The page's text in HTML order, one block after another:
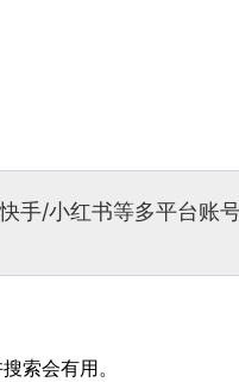
手/小红书等多平台账
索会有用。